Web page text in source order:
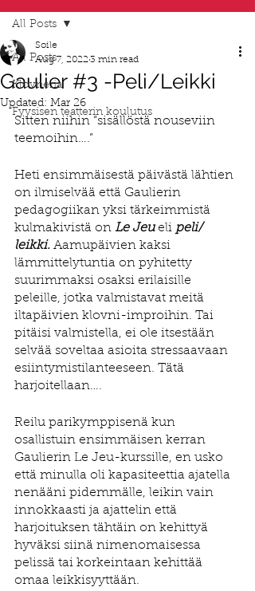
All Posts
Klovneria
Fyysisen teatterin koulutus
All Posts
Gaulier #3 -Peli/Leikki
Soile
Aug 7, 20223 min read
Updated: Mar 26
Sitten niihin “sisällöstä nouseviin
teemoihin….”
Heti ensimmäisestä päivästä lähtien
on ilmiselvää että Gaulierin
pedagogiikan yksi tärkeimmistä
kulmakivistä on Le Jeu eli peli/
leikki. Aamupäivien kaksi
lämmittelytuntia on pyhitetty
suurimmaksi osaksi erilaisille
peleille, jotka valmistavat meitä
iltapäivien klovni-improihin. Tai
pitäisi valmistella, ei ole itsestään
selvää soveltaa asioita stressaavaan
esiintymistilanteeseen. Tätä
harjoitellaan….
Reilu parikymppisenä kun
osallistuin ensimmäisen kerran
Gaulierin Le Jeu-kurssille, en usko
että minulla oli kapasiteettia ajatella
nenääni pidemmälle, leikin vain
innokkaasti ja ajattelin että
harjoituksen tähtäin on kehittyä
hyväksi siinä nimenomaisessa
pelissä tai korkeintaan kehittää
omaa leikkisyyttään.